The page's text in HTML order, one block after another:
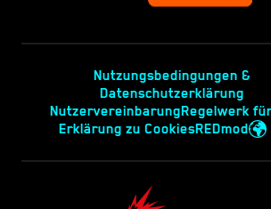
Nutzungsbedingungen &
Datenschutzerklärung
NutzervereinbarungRegelwerk
Erklärung zu CookiesREDmod